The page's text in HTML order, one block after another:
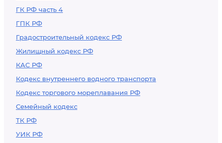
ГК РФ часть 4
ГПК РФ
Градостроительный кодекс РФ
Жилищный кодекс РФ
КАС РФ
Кодекс внутреннего водного транспорта
Кодекс торгового мореплавания РФ
Семейный кодекс
ТК РФ
УИК РФ